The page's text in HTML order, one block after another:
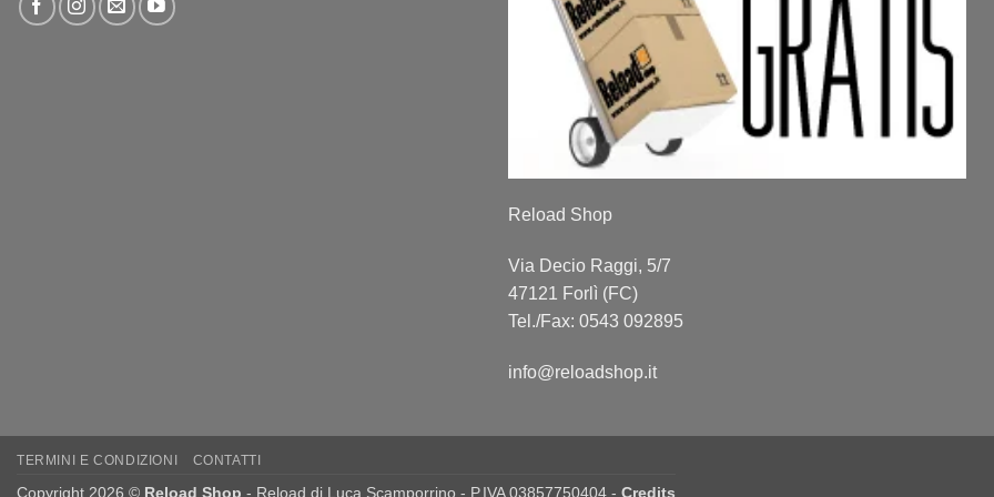
Reload Shop
Via Decio Raggi, 5/7
47121 Forlì (FC)
Tel./Fax: 0543 092895
info@reloadshop.it
TERMINI E CONDIZIONI CONTATTI
Copyright 2026 © Reload Shop - Reload di Luca Scamporrino - P.IVA 03857750404 - Credits